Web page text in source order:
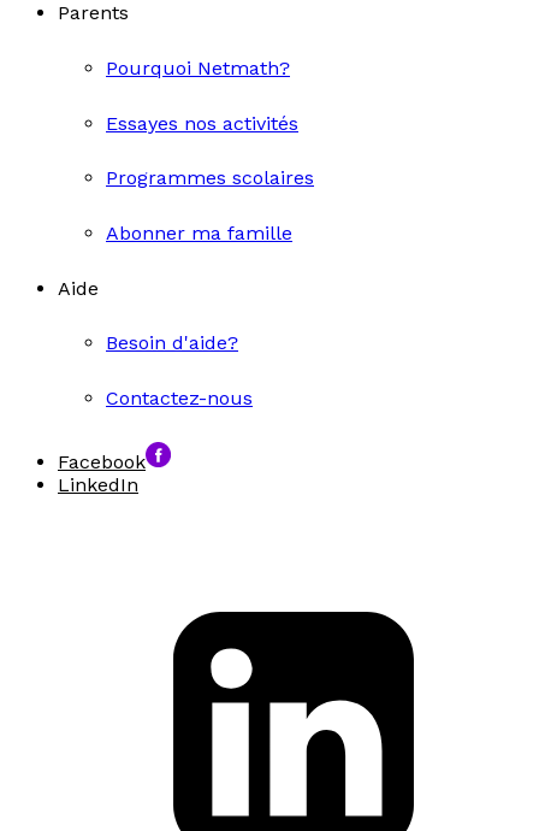
Parents
Pourquoi Netmath?
Essayes nos activités
Programmes scolaires
Abonner ma famille
Aide
Besoin d'aide?
Contactez-nous
Facebook
LinkedIn